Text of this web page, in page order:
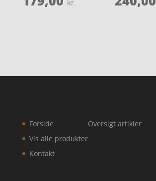
kr.
Forside
Vis alle produkter
Kontakt
Oversigt artikler